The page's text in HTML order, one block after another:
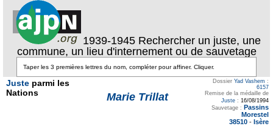
1939-1945 Rechercher un juste, une
commune, un lieu d'internement ou de sauvetage
Juste parmi les
Nations
Marie Trillat
Dossier Yad Vashem :
6157
Remise de la médaille de
Juste : 16/08/1994
Sauvetage : Passins
Morestel
38510 - Isère